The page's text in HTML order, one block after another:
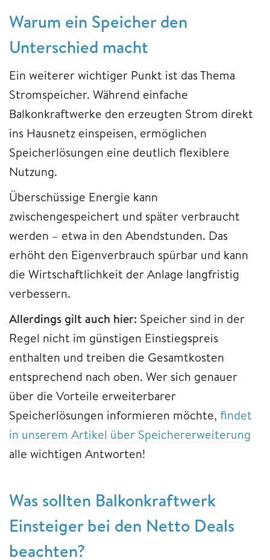
Warum ein Speicher den
Unterschied macht
Ein weiterer wichtiger Punkt ist das Thema
Stromspeicher. Während einfache
Balkonkraftwerke den erzeugten Strom direkt
ins Hausnetz einspeisen, ermöglichen
Speicherlösungen eine deutlich flexiblere
Nutzung.
Überschüssige Energie kann
zwischengespeichert und später verbraucht
werden – etwa in den Abendstunden. Das
erhöht den Eigenverbrauch spürbar und kann
die Wirtschaftlichkeit der Anlage langfristig
verbessern.
Allerdings gilt auch hier: Speicher sind in der
Regel nicht im günstigen Einstiegspreis
enthalten und treiben die Gesamtkosten
entsprechend nach oben. Wer sich genauer
über die Vorteile erweiterbarer
Speicherlösungen informieren möchte, findet
in unserem Artikel über Speichererweiterung
alle wichtigen Antworten!
Was sollten Balkonkraftwerk
Einsteiger bei den Netto Deals
beachten?